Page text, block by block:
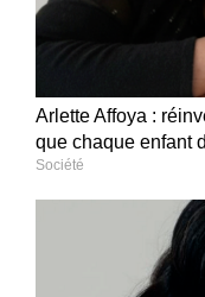
Arlette Affoya :
que chaque enfant
Société